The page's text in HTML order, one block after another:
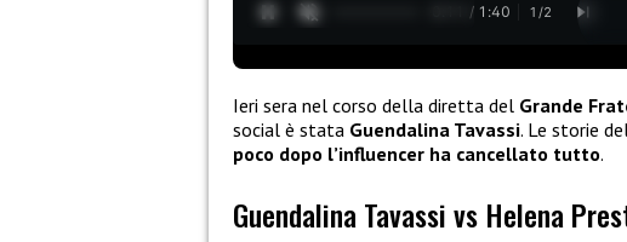
0:12 / 1:40 1 /2
Ieri sera nel corso della diretta del Grande
social è stata Guendalina Tavassi. Le storie
poco dopo l’influencer ha cancellato tutto.
Guendalina Tavassi vs Helena